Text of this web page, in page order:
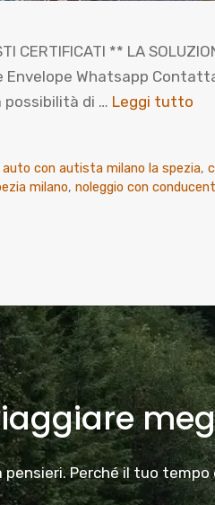
CERTIFICATI ** LA
Whatsapp
di … Leggi tutto
auto con autista milano la spezia,
milano, noleggio con
Perché il tuo tempo